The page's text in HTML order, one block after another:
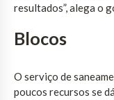
resultados”, alega o
Blocos
O serviço de
poucos recursos se